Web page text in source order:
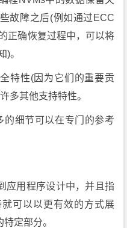
故障之后(例如通过ECC
正确恢复过程中，可以将
)。
特性(因为它们的重要贡
多其他支持特性。
细节可以在专门的参考
应用程序设计中，并且指
可以以更有效的方式展
定部分。